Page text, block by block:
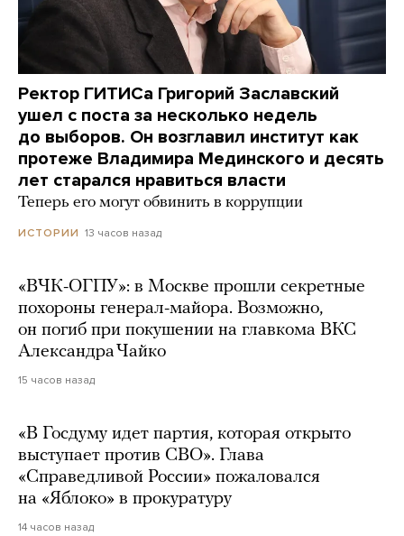
Ректор ГИТИСа Григорий Заславский
ушел с поста за несколько недель
до выборов. Он возглавил институт как
протеже Владимира Мединского и десять
лет старался нравиться власти
Теперь его могут обвинить в коррупции
ИСТОРИИ 13 часов назад
«ВЧК-ОГПУ»: в Москве прошли секретные
похороны генерал-майора. Возможно,
он погиб при покушении на главкома ВКС
Александра Чайко
15 часов назад
«В Госдуму идет партия, которая открыто
выступает против СВО». Глава
«Справедливой России» пожаловался
на «Яблоко» в прокуратуру
14 часов назад